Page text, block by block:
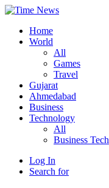
Home
World
All
Games
Travel
Gujarat
Ahmedabad
Business
Technology
All
Business Tech
Log In
Search for